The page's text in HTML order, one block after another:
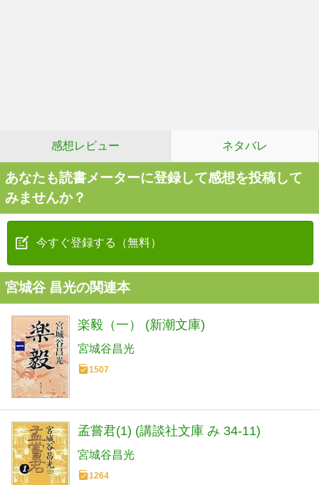
感想レビュー ネタバレ
あなたも読書メーターに登録して感想を投稿して
みませんか？
今すぐ登録する（無料）
宮城谷 昌光の関連本
楽毅（一） (新潮文庫)
宮城谷昌光
1507
孟嘗君(1) (講談社文庫 み 34-11)
宮城谷昌光
1264